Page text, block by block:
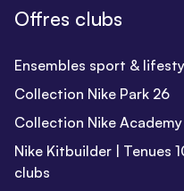
Offres clubs
Ensembles sport &
Collection Nike Park 26
Collection Nike
Nike Kitbuilder | Tenues
clubs